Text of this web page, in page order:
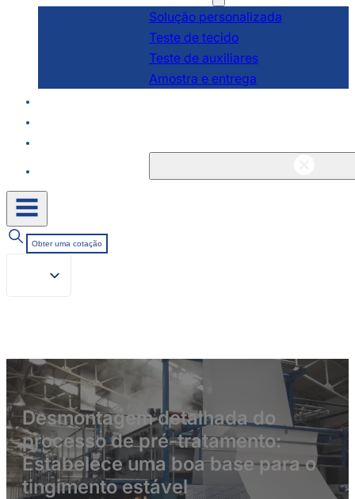
Solução personalizada
Teste de tecido
Teste de auxiliares
Amostra e entrega
Obter uma cotação
Desmontagem detalhada do
processo de pré-tratamento:
Estabelece uma boa base para o
tingimento estável